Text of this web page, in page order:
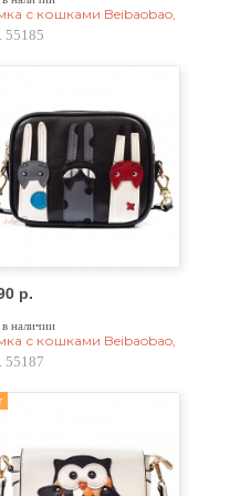
белая
с кошками Beibaobao, pu
55185
серебристая
р.
наличии
с кошками Beibaobao, pu
55187